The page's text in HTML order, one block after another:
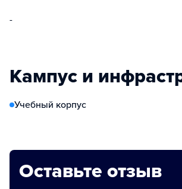
-
Кампус и
Учебный корпус
Оставьте отзыв